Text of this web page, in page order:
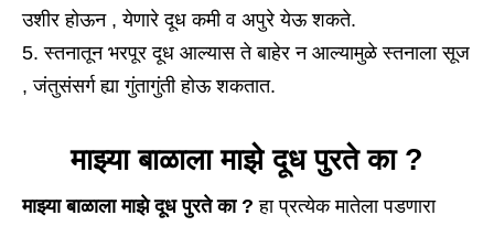
उशीर होऊन , येणारे दूध कमी व अपुरे येऊ शकते.
स्तनातून भरपूर दूध आल्यास ते बाहेर न आल्यामुळे स्तनाला सूज
, जंतुसंसर्ग ह्या गुंतागुंती होऊ शकतात.
माझ्या बाळाला माझे दूध पुरते का ?
माझ्या बाळाला माझे दूध पुरते का ?हा प्रत्येक मातेला पडणारा